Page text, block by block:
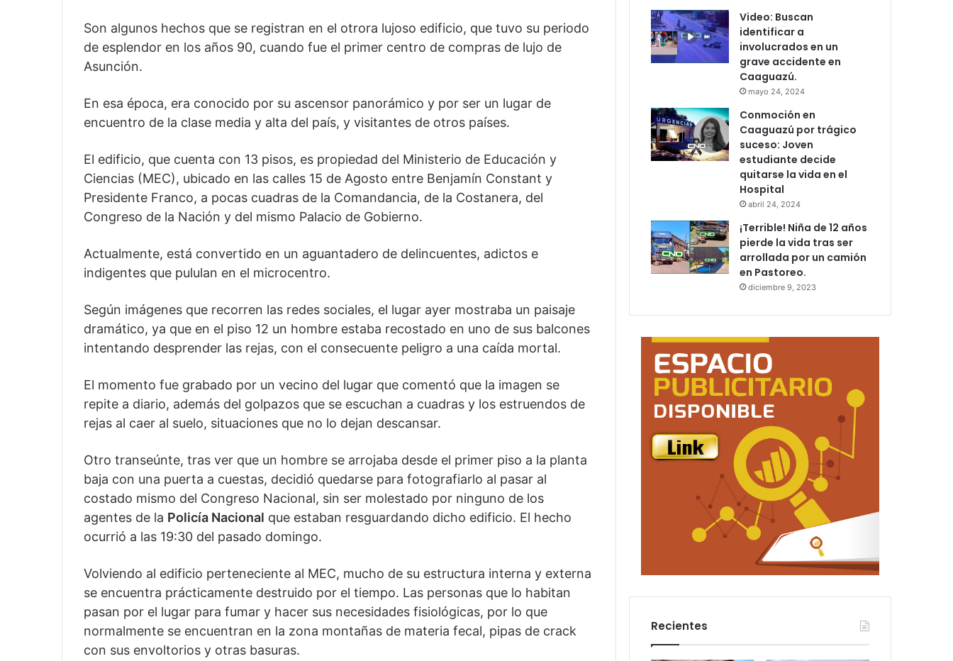
Son algunos hechos que se registran en el otrora lujoso edificio, que tuvo su periodo
de esplendor en los años 90, cuando fue el primer centro de compras de lujo de
Asunción.
En esa época, era conocido por su ascensor panorámico y por ser un lugar de
encuentro de la clase media y alta del país, y visitantes de otros países.
El edificio, que cuenta con 13 pisos, es propiedad del Ministerio de Educación y
Ciencias (MEC), ubicado en las calles 15 de Agosto entre Benjamín Constant y
Presidente Franco, a pocas cuadras de la Comandancia, de la Costanera, del
Congreso de la Nación y del mismo Palacio de Gobierno.
Actualmente, está convertido en un aguantadero de delincuentes, adictos e
indigentes que pululan en el microcentro.
Según imágenes que recorren las redes sociales, el lugar ayer mostraba un paisaje
dramático, ya que en el piso 12 un hombre estaba recostado en uno de sus balcones
intentando desprender las rejas, con el consecuente peligro a una caída mortal.
El momento fue grabado por un vecino del lugar que comentó que la imagen se
repite a diario, además del golpazos que se escuchan a cuadras y los estruendos de
rejas al caer al suelo, situaciones que no lo dejan descansar.
Otro transeúnte, tras ver que un hombre se arrojaba desde el primer piso a la planta
baja con una puerta a cuestas, decidió quedarse para fotografiarlo al pasar al
costado mismo del Congreso Nacional, sin ser molestado por ninguno de los
agentes de la Policía Nacional que estaban resguardando dicho edificio. El hecho
ocurrió a las 19:30 del pasado domingo.
Volviendo al edificio perteneciente al MEC, mucho de su estructura interna y externa
se encuentra prácticamente destruido por el tiempo. Las personas que lo habitan
pasan por el lugar para fumar y hacer sus necesidades fisiológicas, por lo que
normalmente se encuentran en la zona montañas de materia fecal, pipas de crack
con sus envoltorios y otras basuras.
Video: Buscan
identificar a
involucrados en un
grave accidente en
Caaguazú.
mayo 24, 2024
Conmoción en
Caaguazú por trágico
suceso: Joven
estudiante decide
quitarse la vida en el
Hospital
abril 24, 2024
¡Terrible! Niña de 12 años
pierde la vida tras ser
arrollada por un camión
en Pastoreo.
diciembre 9, 2023
Recientes